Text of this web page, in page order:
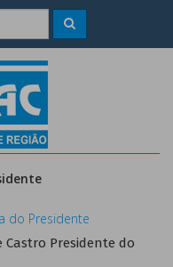
do Presidente
Castro Presidente do